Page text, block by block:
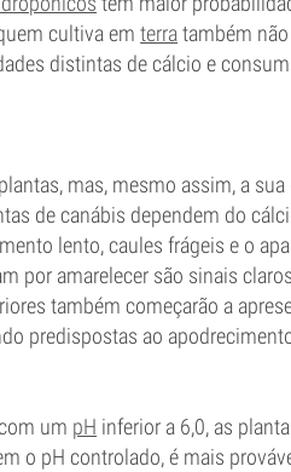
cultiva emterratambém
distintas de cálcio e
mas, mesmo assim, a
de canábis dependem do
lento, caules frágeis e o
por amarelecer são sinais
também começarão a
predispostas ao
um pH inferior a 6,0, as
o pH controlado, é mais